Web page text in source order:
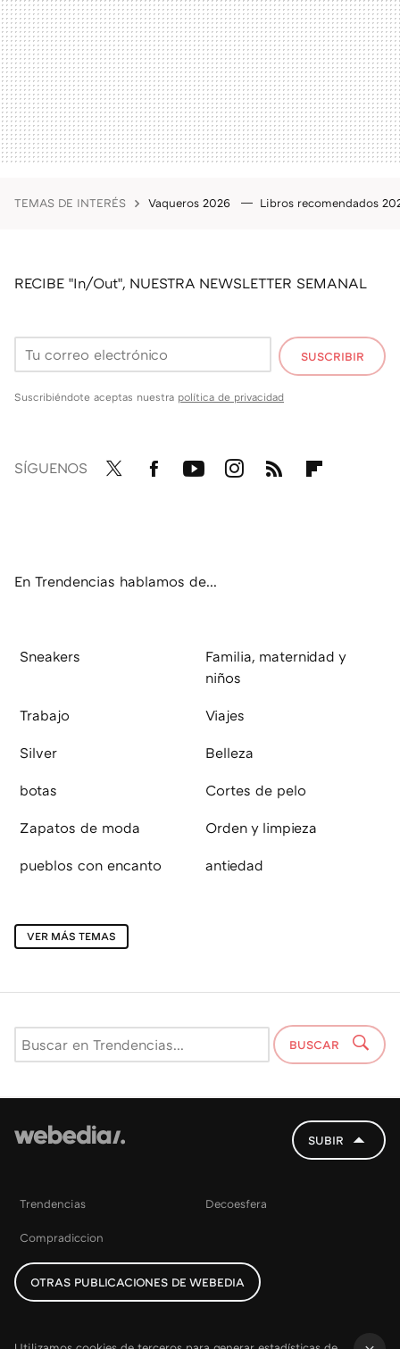
TEMAS DE INTERÉS Vaqueros 2026 Libros recomendados
RECIBE "In/Out", NUESTRA NEWSLETTER SEMANAL
SUSCRIBIR
Suscribiéndote aceptas nuestra política de privacidad
SÍGUENOS
En Trendencias hablamos de...
Sneakers
Familia, maternidad y
niños
Trabajo Viajes
Silver Belleza
botas Cortes de pelo
Zapatos de moda Orden y limpieza
pueblos con encanto antiedad
VER MÁS TEMAS
BUSCAR
SUBIR
Trendencias Decoesfera
Compradiccion
OTRAS PUBLICACIONES DE WEBEDIA